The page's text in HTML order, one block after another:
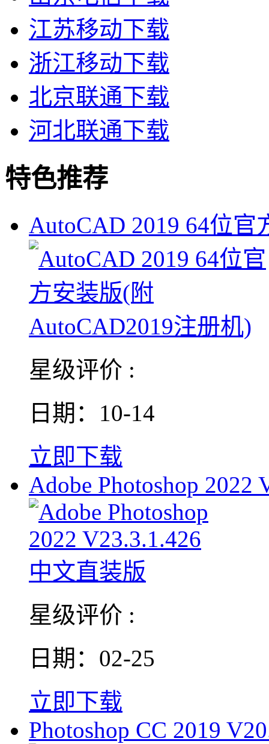
江苏移动下载
浙江移动下载
北京联通下载
河北联通下载
特色推荐
AutoCAD 2019 64位官
星级评价 :
日期：10-14
立即下载
Adobe Photoshop 2022
星级评价 :
日期：02-25
立即下载
Photoshop CC 2019